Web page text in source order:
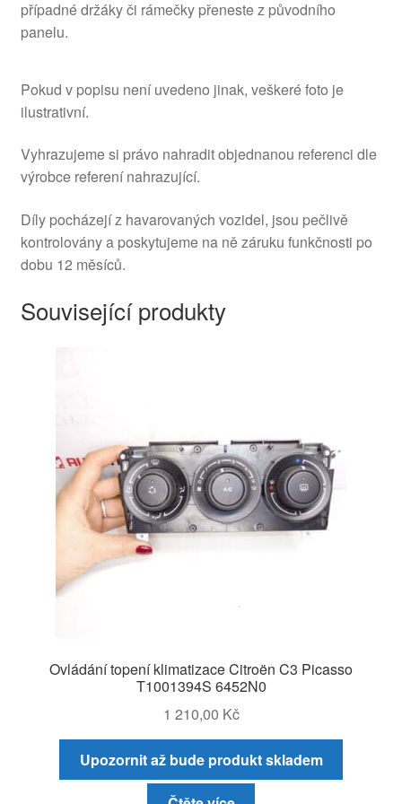
případné držáky či rámečky přeneste z původního
panelu.
Pokud v popisu není uvedeno jinak, veškeré foto je
ilustrativní.
Vyhrazujeme si právo nahradit objednanou referenci dle
výrobce referení nahrazující.
Díly pocházejí z havarovaných vozidel, jsou pečlivě
kontrolovány a poskytujeme na ně záruku funkčnosti po
dobu 12 měsíců.
Související produkty
Ovládání topení klimatizace Citroën C3 Picasso
T1001394S 6452N0
1 210,00 Kč
Upozornit až bude produkt skladem